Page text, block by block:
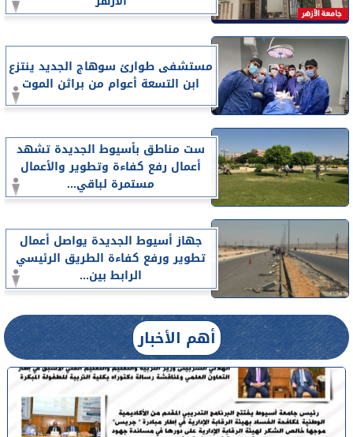
مستشفى طوارئ سوهاج الجديد ينتزع
ابن التسعة أعوام من براثن الموت
ست مناطق بأسيوط الجديدة تشهد
أعمال رفع كفاءة وتطوير والأعمال
مستمرة لباقي...
جهاز أسيوط الجديدة يواصل أعمال
تطوير ورفع كفاءة الطريق الرئيسي
الرابط بين...
أهم الأخبار